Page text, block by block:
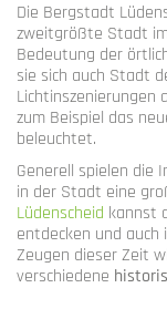
Die Bergstadt
zweitgrößte Stadt
Bedeutung der
sie sich auch Stadt
Lichtinszenierungen
zum Beispiel das
beleuchtet.
Generell spielen die
in der Stadt eine
Lüdenscheid kannst
entdecken und
Zeugen dieser Zeit
verschiedene